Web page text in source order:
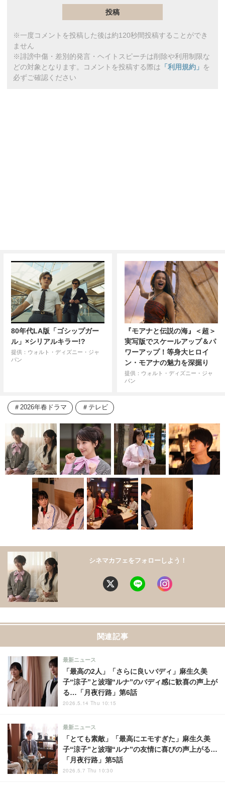
※一度コメントを投稿した後は約120秒間投稿することができ
ません
※誹謗中傷・差別的発言・ヘイトスピーチは削除や利用制限な
どの対象となります。コメントを投稿する際は 「利用規約」 を
必ずご確認ください
80年代LA版「ゴシップガー
ル」×シリアルキラー!?
提供：ウォルト・ディズニー・ジャ
パン
『モアナと伝説の海』＜超＞
実写版でスケールアップ＆パ
ワーアップ！等身大ヒロイ
ン・モアナの魅力を深掘り
提供：ウォルト・ディズニー・ジャ
パン
2026年春ドラマ テレビ
シネマカフェをフォローしよう！
関連記事
「最高の2人」「さらに良いバディ」麻生久美
子“涼子”と波瑠“ルナ”のバディ感に歓喜の声上が
る…「月夜行路」第6話
最新ニュース
2026.5.14 Thu 10:15
「とても素敵」「最高にエモすぎた」麻生久美
子“涼子”と波瑠“ルナ”の友情に喜びの声上がる…
「月夜行路」第5話
最新ニュース
2026.5.7 Thu 10:30